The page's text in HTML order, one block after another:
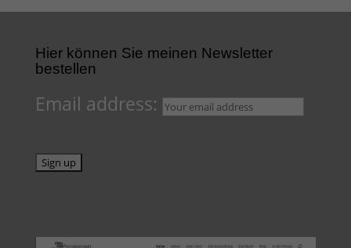
Hier können Sie meinen Newsletter
bestellen
Email address: